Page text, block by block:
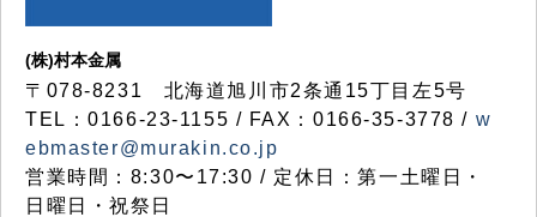
(株)村本金属
〒078-8231 北海道旭川市2条通15丁目左5号
TEL：0166-23-1155 / FAX：0166-35-3778 / w
ebmaster@murakin.co.jp
営業時間：8:30〜17:30 / 定休日：第一土曜日・
日曜日・祝祭日